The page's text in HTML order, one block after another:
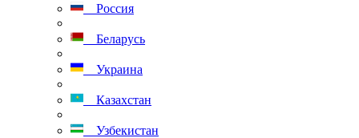
Россия
Беларусь
Украина
Казахстан
Узбекистан